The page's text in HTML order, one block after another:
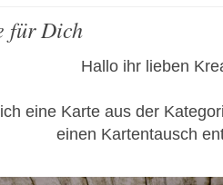
für Dich
Hallo ihr lieben
eine Karte aus der
einen Kartentausch